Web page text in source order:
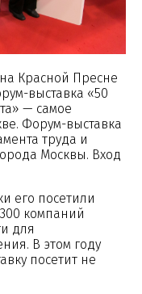
Красной Пресне
выставка «50
— самое
Форум-выставка
труда и
Москвы. Вход
его посетили
компаний
для
В этом году
посетит не